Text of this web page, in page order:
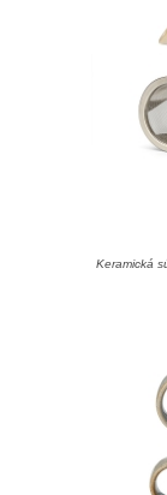
Keramická